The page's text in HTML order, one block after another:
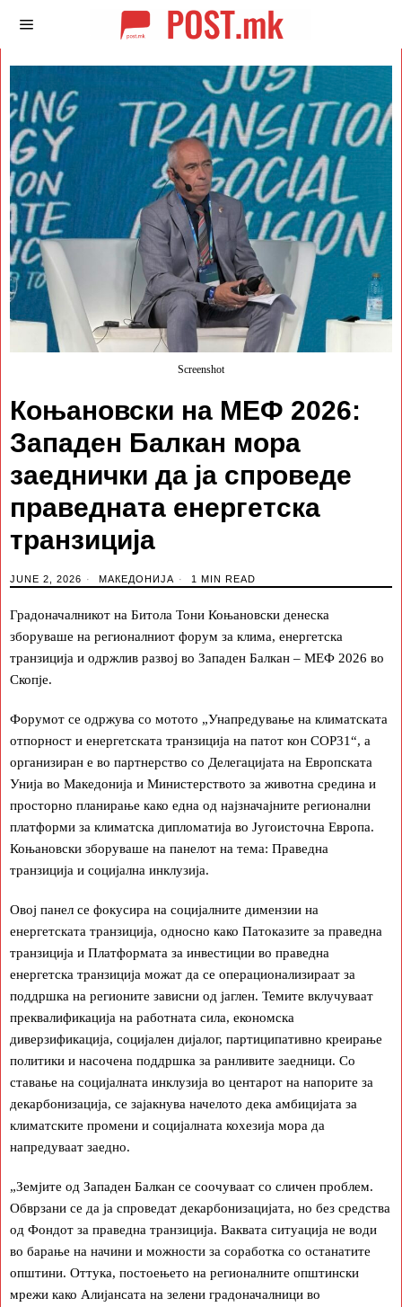
Screenshot
Коњановски на МЕФ 2026:
Западен Балкан мора
заеднички да ја спроведе
праведната енергетска
транзиција
JUNE 2, 2026 МАКЕДОНИЈА 1 MIN READ
Градоначалникот на Битола Тони Коњановски денеска
зборуваше на регионалниот форум за клима, енергетска
транзиција и одржлив развој во Западен Балкан – МЕФ 2026 во
Скопје.
Форумот се одржува со мотото „Унапредување на климатската
отпорност и енергетската транзиција на патот кон COP31“, а
организиран е во партнерство со Делегацијата на Европската
Унија во Македонија и Министерството за животна средина и
просторно планирање како една од најзначајните регионални
платформи за климатска дипломатија во Југоисточна Европа.
Коњановски зборуваше на панелот на тема: Праведна
транзиција и социјална инклузија.
Овој панел се фокусира на социјалните димензии на
енергетската транзиција, односно како Патоказите за праведна
транзиција и Платформата за инвестиции во праведна
енергетска транзиција можат да се операционализираат за
поддршка на регионите зависни од јаглен. Темите вклучуваат
преквалификација на работната сила, економска
диверзификација, социјален дијалог, партиципативно креирање
политики и насочена поддршка за ранливите заедници. Со
ставање на социјалната инклузија во центарот на напорите за
декарбонизација, се зајакнува начелото дека амбицијата за
климатските промени и социјалната кохезија мора да
напредуваат заедно.
„Земјите од Западен Балкан се соочуваат со сличен проблем.
Обврзани се да ја спроведат декарбонизацијата, но без средства
од Фондот за праведна транзиција. Ваквата ситуација не води
во барање на начини и можности за соработка со останатите
општини. Оттука, постоењето на регионалните општински
мрежи како Алијансата на зелени градоначалници во